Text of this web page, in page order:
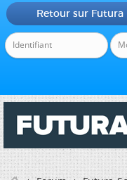
Retour sur Futura